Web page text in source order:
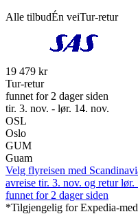
Alle tilbudÉn veiTur-retur
19 479 kr
Tur-retur
funnet for 2 dager siden
tir. 3. nov. - lør. 14. nov.
OSL
Oslo
GUM
Guam
Velg flyreisen med
avreise tir. 3. nov. og retur
funnet for 2 dager siden
*Tilgjengelig for Expedia-